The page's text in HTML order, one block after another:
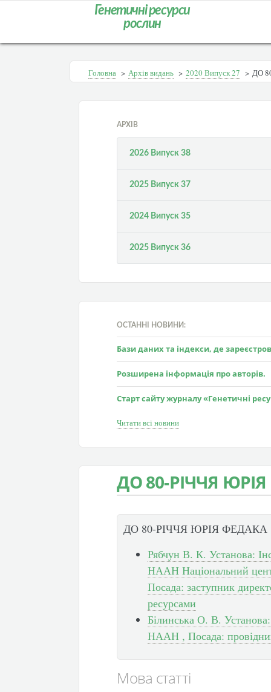
Генетичні ресурси
рослин
Головна > Архів видань > 2020 Випуск 27 > ДО
АРХІВ
2026 Випуск 38
2025 Випуск 37
2024 Випуск 35
2025 Випуск 36
ОСТАННІ НОВИНИ:
Бази даних та індекси, де
Розширена інформація про авторів.
Старт сайту журналу «Генетичні
Читати всі новини
ДО 80-РІЧЧЯ
ДО 80-РІЧЧЯ ЮРІЯ ФЕДАКА
Рябчун В. К. Установа:
НААН Національний
Посада: заступник
ресурсами
Білинська О. В.
НААН , Посада:
Мова статті